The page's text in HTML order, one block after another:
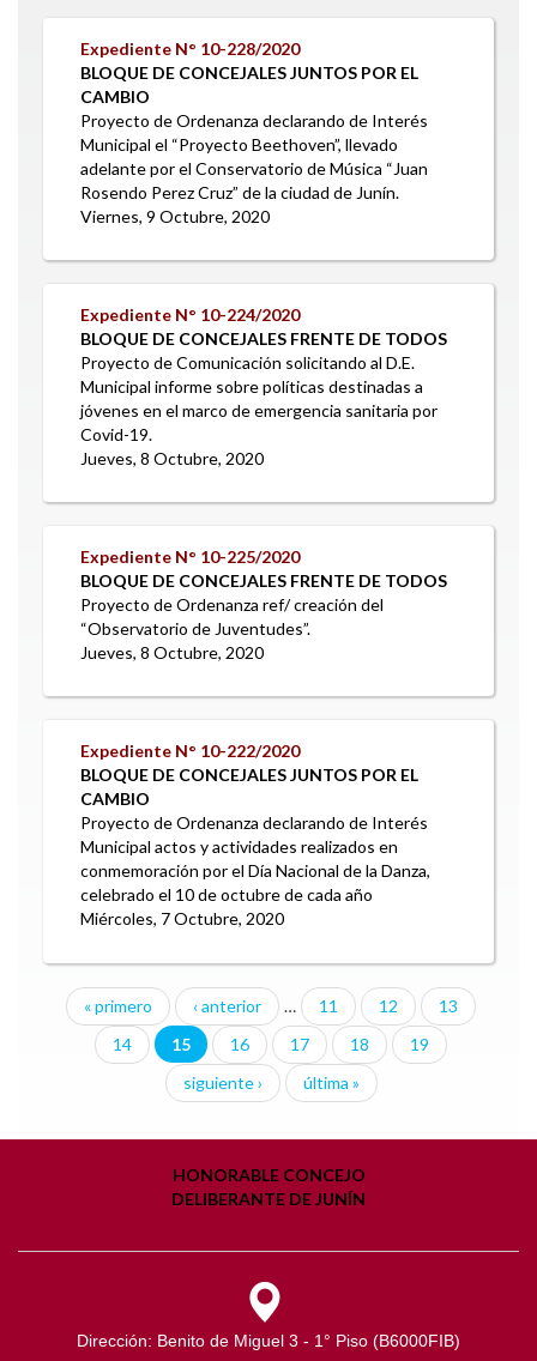
Expediente N° 10-228/2020
BLOQUE DE CONCEJALES JUNTOS POR EL
CAMBIO
Proyecto de Ordenanza declarando de Interés
Municipal el “Proyecto Beethoven”, llevado
adelante por el Conservatorio de Música “Juan
Rosendo Perez Cruz” de la ciudad de Junín.
Viernes, 9 Octubre, 2020
Expediente N° 10-224/2020
BLOQUE DE CONCEJALES FRENTE DE TODOS
Proyecto de Comunicación solicitando al D.E.
Municipal informe sobre políticas destinadas a
jóvenes en el marco de emergencia sanitaria por
Covid-19.
Jueves, 8 Octubre, 2020
Expediente N° 10-225/2020
BLOQUE DE CONCEJALES FRENTE DE TODOS
Proyecto de Ordenanza ref/ creación del
“Observatorio de Juventudes”.
Jueves, 8 Octubre, 2020
Expediente N° 10-222/2020
BLOQUE DE CONCEJALES JUNTOS POR EL
CAMBIO
Proyecto de Ordenanza declarando de Interés
Municipal actos y actividades realizados en
conmemoración por el Día Nacional de la Danza,
celebrado el 10 de octubre de cada año
Miércoles, 7 Octubre, 2020
Páginas
« primero ‹ anterior … 11 12
13
14
15 16 17 18
19
siguiente ›
última »
HONORABLE CONCEJO
DELIBERANTE DE JUNÍN
Dirección: Benito de Miguel 3 - 1° Piso (B6000FIB)